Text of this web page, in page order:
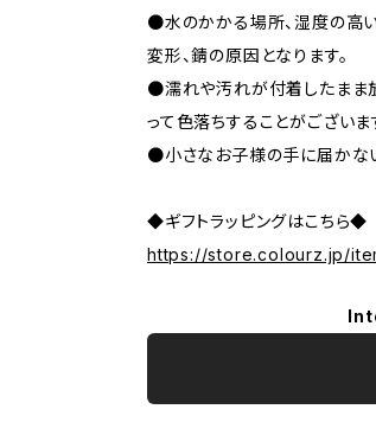
●水のかかる場所、湿度の高
変形、錆の原因となります。
●濡れや汚れが付着したまま
って色落ちすることがござい
●小さなお子様の手に届かな
◆ギフトラッピングはこちら◆
https://store.colourz.jp/